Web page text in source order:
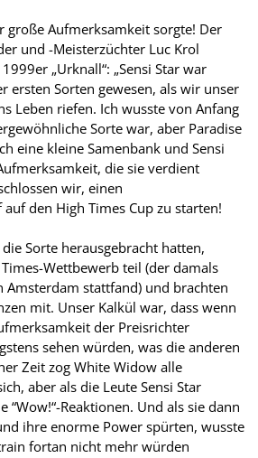
große Aufmerksamkeit sorgte! Der
und -Meisterzüchter Luc Krol
„Urknall“: „Sensi Star war
ersten Sorten gewesen, als wir unser
Leben riefen. Ich wusste von Anfang
Sorte war, aber Paradise
eine kleine Samenbank und Sensi
die sie verdient
wir, einen
den High Times Cup zu starten!
Sorte herausgebracht hatten,
Wettbewerb teil (der damals
Amsterdam stattfand) und brachten
mit. Unser Kalkül war, dass wenn
der Preisrichter
sehen würden, was die anderen
Zeit zog White Widow alle
aber als die Leute Sensi Star
“Wow!“-Reaktionen. Und als sie dann
ihre enorme Power spürten, wusste
fortan nicht mehr würden